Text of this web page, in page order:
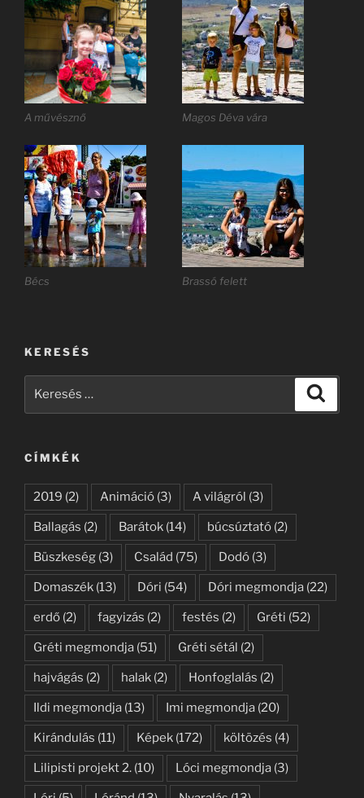
A művésznő Magos Déva vára
Bécs Brassó felett
KERESÉS
CÍMKÉK
2019 (2) Animáció (3) A világról (3)
Ballagás (2) Barátok (14) búcsúztató (2)
Büszkeség (3) Család (75) Dodó (3)
Domaszék (13) Dóri (54) Dóri megmondja (22)
erdő (2) fagyizás (2) festés (2) Gréti (52)
Gréti megmondja (51) Gréti sétál (2)
hajvágás (2) halak (2) Honfoglalás (2)
Ildi megmondja (13) Imi megmondja (20)
Kirándulás (11) Képek (172) költözés (4)
Lilipisti projekt 2. (10) Lóci megmondja (3)